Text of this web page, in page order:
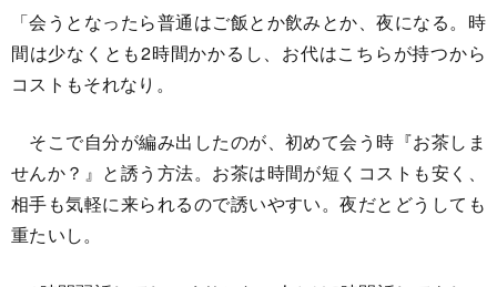
「会うとなったら普通はご飯とか飲みとか、夜になる。時
間は少なくとも2時間かかるし、お代はこちらが持つから
コストもそれなり。
そこで自分が編み出したのが、初めて会う時『お茶しま
せんか？』と誘う方法。お茶は時間が短くコストも安く、
相手も気軽に来られるので誘いやすい。夜だとどうしても
重たいし。